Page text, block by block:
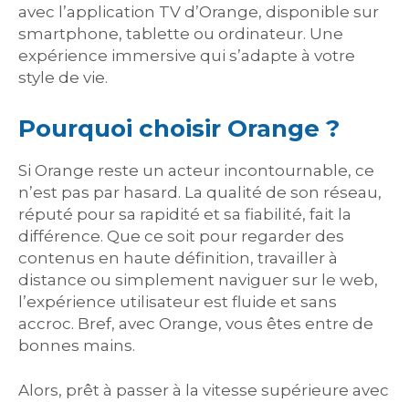
avec l’application TV d’Orange, disponible sur
smartphone, tablette ou ordinateur. Une
expérience immersive qui s’adapte à votre
style de vie.
Pourquoi choisir Orange ?
Si Orange reste un acteur incontournable, ce
n’est pas par hasard. La qualité de son réseau,
réputé pour sa rapidité et sa fiabilité, fait la
différence. Que ce soit pour regarder des
contenus en haute définition, travailler à
distance ou simplement naviguer sur le web,
l’expérience utilisateur est fluide et sans
accroc. Bref, avec Orange, vous êtes entre de
bonnes mains.
Alors, prêt à passer à la vitesse supérieure avec